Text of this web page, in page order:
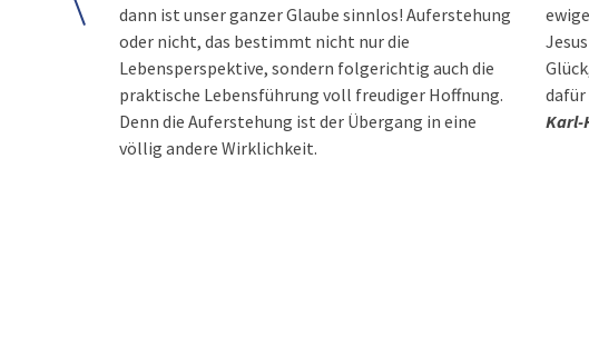
dann ist unser ganzer Glaube sinnlos! Auferstehung
oder nicht, das bestimmt nicht nur die
Lebensperspektive, sondern folgerichtig auch die
praktische Lebensführung voll freudiger Hoffnung.
Denn die Auferstehung ist der Übergang in eine
völlig andere Wirklichkeit.
Karl-